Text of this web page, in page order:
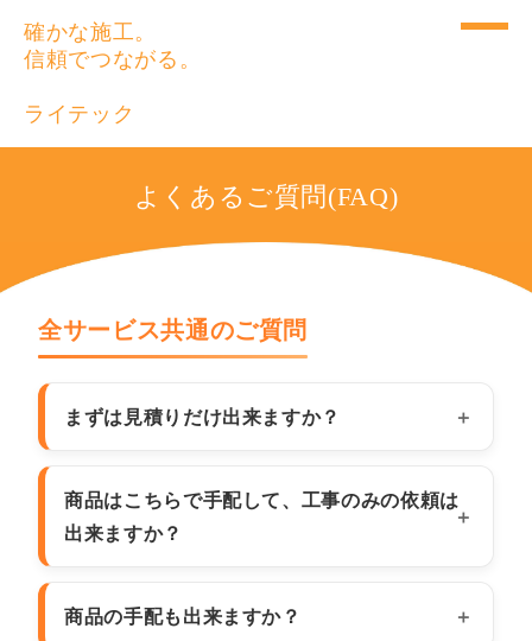
確かな施工。
信頼でつながる。
ライテック
よくあるご質問(FAQ)
全サービス共通のご質問
まずは見積りだけ出来ますか？
商品はこちらで手配して、工事のみの依頼は
出来ますか？
商品の手配も出来ますか？